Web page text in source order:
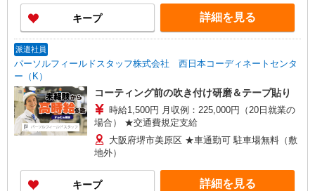
キープ 詳細を見る
派遣社員
パーソルフィールドスタッフ株式会社 西日本コーディネートセンタ
ー（K）
コーティング前の吹き付け研磨＆テープ貼り
時給1,500円 月収例：225,000円（20日就業の
場合） ★交通費規定支給
大阪府堺市美原区 ★車通勤可 駐車場無料（敷
地外）
キープ 詳細を見る